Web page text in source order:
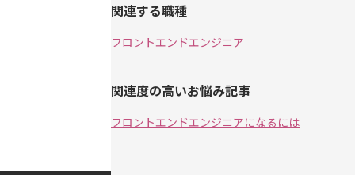
関連する職種
フロントエンドエンジニア
関連度の高いお悩み記事
フロントエンドエンジニアになるには